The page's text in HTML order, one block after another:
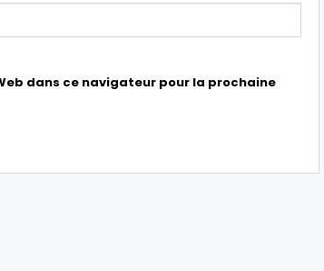
dans ce navigateur pour la prochaine